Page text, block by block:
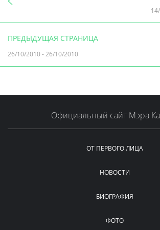
ПРЕДЫДУЩАЯ СТРАНИЦА
26/10/2010-26/10/2010
Официальный сайт Мэра
ОТ ПЕРВОГО ЛИЦА
НОВОСТИ
БИОГРАФИЯ
ФОТО